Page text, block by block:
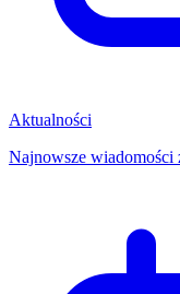
Aktualności
Najnowsze wiadomości